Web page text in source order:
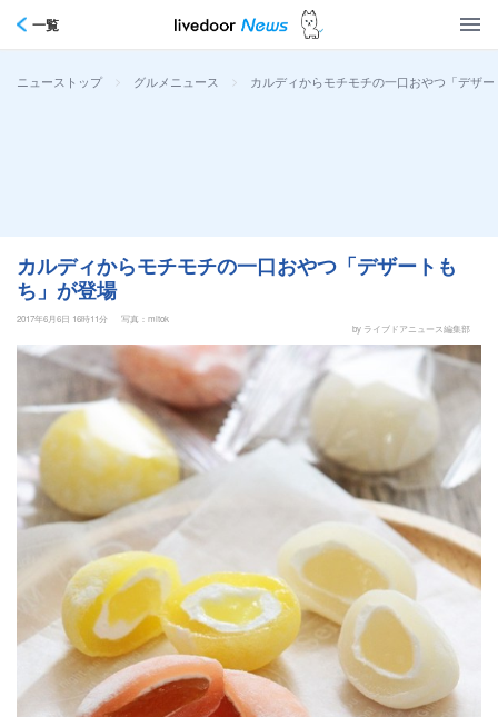
一覧
ニューストップ > グルメニュース > カルディからモチモチの一口おやつ「デザ
カルディからモチモチの一口おやつ「デザートも
ち」が登場
2017年6月6日 16時11分
写真：mitok
by ライブドアニュース編集部